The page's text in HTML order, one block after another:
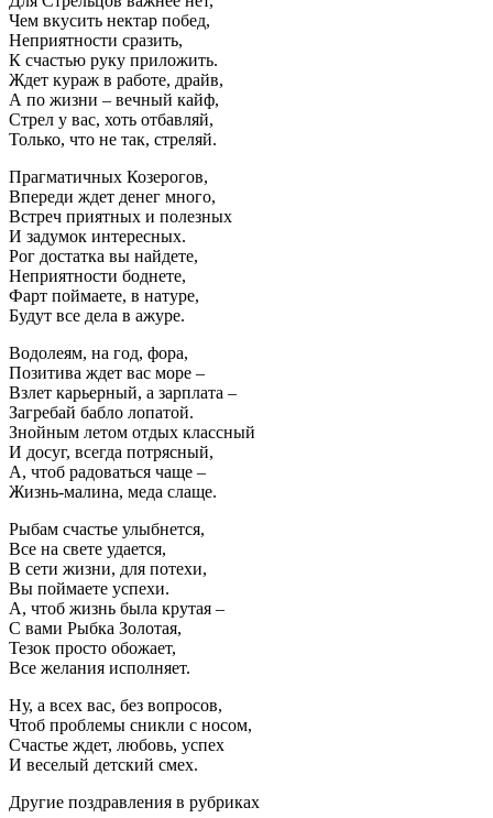
Чем вкусить нектар побед,
Неприятности сразить,
К счастью руку приложить.
Ждет кураж в работе, драйв,
А по жизни – вечный кайф,
Стрел у вас, хоть отбавляй,
Только, что не так, стреляй.
Прагматичных Козерогов,
Впереди ждет денег много,
Встреч приятных и полезных
И задумок интересных.
Рог достатка вы найдете,
Неприятности боднете,
Фарт поймаете, в натуре,
Будут все дела в ажуре.
Водолеям, на год, фора,
Позитива ждет вас море –
Взлет карьерный, а зарплата –
Загребай бабло лопатой.
Знойным летом отдых классный
И досуг, всегда потрясный,
А, чтоб радоваться чаще –
Жизнь-малина, меда слаще.
Рыбам счастье улыбнется,
Все на свете удается,
В сети жизни, для потехи,
Вы поймаете успехи.
А, чтоб жизнь была крутая –
С вами Рыбка Золотая,
Тезок просто обожает,
Все желания исполняет.
Ну, а всех вас, без вопросов,
Чтоб проблемы сникли с носом,
Счастье ждет, любовь, успех
И веселый детский смех.
Другие поздравления в рубриках